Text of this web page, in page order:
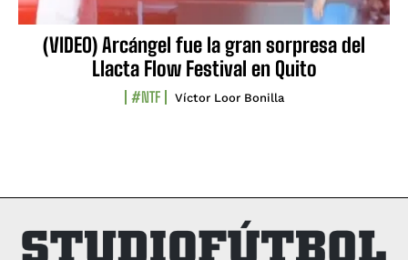
(VIDEO) Arcángel fue la gran sorpresa del
Llacta Flow Festival en Quito
#NTF Víctor Loor Bonilla